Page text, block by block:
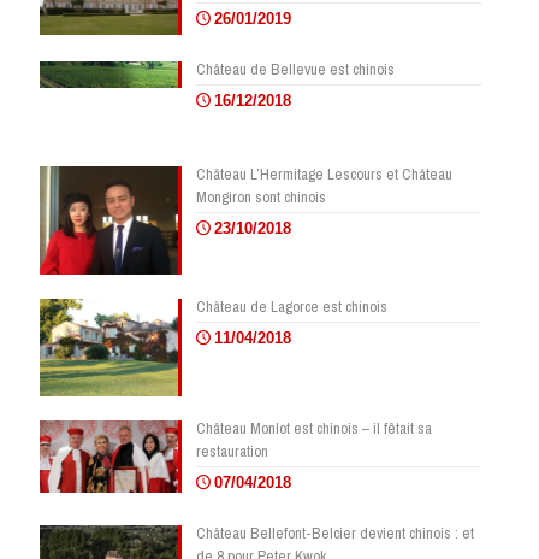
26/01/2019
Château de Bellevue est chinois
16/12/2018
Château L’Hermitage Lescours et Château
Mongiron sont chinois
23/10/2018
Château de Lagorce est chinois
11/04/2018
Château Monlot est chinois – il fêtait sa
restauration
07/04/2018
Château Bellefont-Belcier devient chinois : et